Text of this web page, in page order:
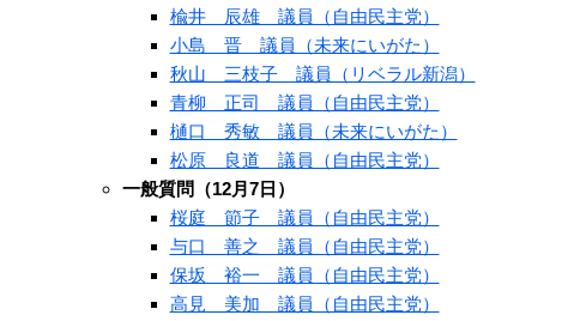
楡井 辰雄 議員（自由民主党）
小島 晋 議員（未来にいがた）
秋山 三枝子 議員（リベラル新潟）
青柳 正司 議員（自由民主党）
樋口 秀敏 議員（未来にいがた）
松原 良道 議員（自由民主党）
一般質問（12月7日）
桜庭 節子 議員（自由民主党）
与口 善之 議員（自由民主党）
保坂 裕一 議員（自由民主党）
高見 美加 議員（自由民主党）